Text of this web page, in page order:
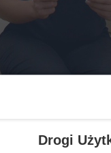
Olewnika
by
Drogi